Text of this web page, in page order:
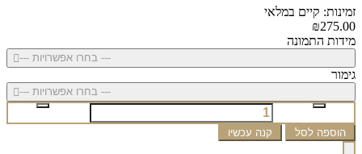
זמינות: קיים במלאי
₪275.00
מידות התמונה
--- בחרו אפשרויות ---
גימור
--- בחרו אפשרויות ---
הוספה לסל קנה עכשיו